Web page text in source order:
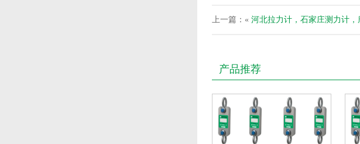
上一篇：« 河北拉力计，石家庄测力计，
产品推荐